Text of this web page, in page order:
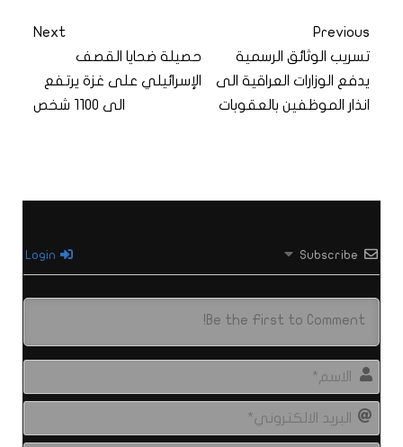
Previous
تسريب الوثائق الرسمية
يدفع الوزارات العراقية الى
انذار الموظفين بالعقوبات
Next
حصيلة ضحايا القصف
الإسرائيلي على غزة يرتفع
الى 1100 شخص
Subscribe